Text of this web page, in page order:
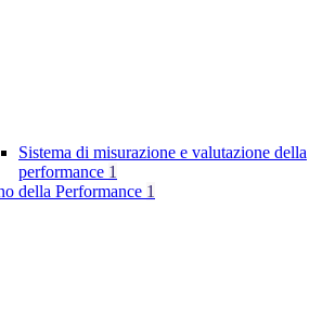
Sistema di misurazione e valutazione della
performance 1
della Performance 1